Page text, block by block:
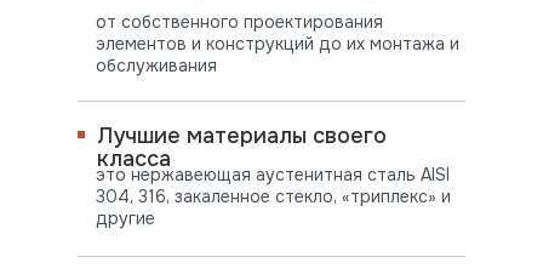
это нержавеющая аустенитная сталь AISI
304, 316, закаленное стекло, «триплекс» и
другие
от собственного проектирования
элементов и конструкций до их монтажа и
обслуживания
Лучшие материалы своего
класса